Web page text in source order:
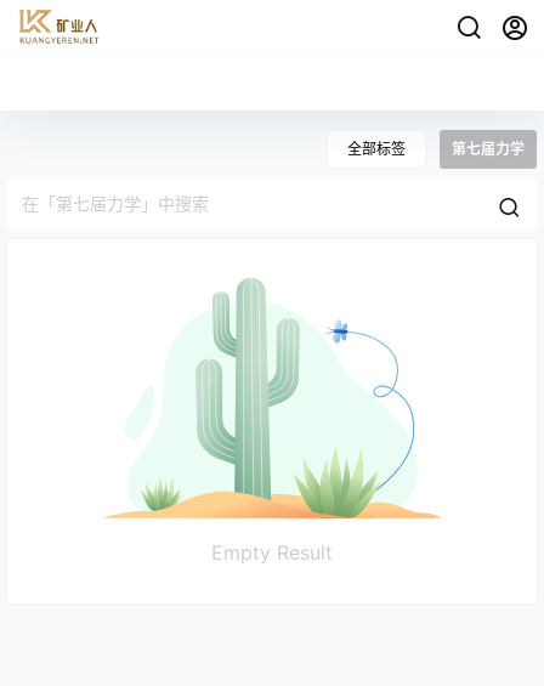
全部标签 第七届力学
Empty Result